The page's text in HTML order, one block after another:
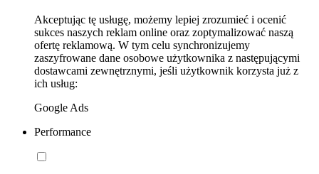
Akceptując tę usługę, możemy lepiej zrozumieć i ocenić
sukces naszych reklam online oraz zoptymalizować naszą
ofertę reklamową. W tym celu synchronizujemy
zaszyfrowane dane osobowe użytkownika z następującymi
dostawcami zewnętrznymi, jeśli użytkownik korzysta już z
ich usług:
Google Ads
Performance